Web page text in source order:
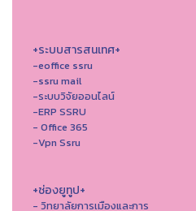
+ระบบสารสนเทศ+
-eoffice ssru
-ssru mail
-ระบบวิจัยออนไลน์
-ERP SSRU
- Office 365
-Vpn Ssru
+ช่องยูทูป+
- วิทยาลัยการเมืองและการ